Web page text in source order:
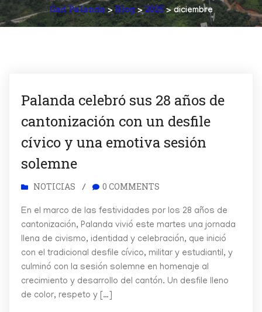
Gad Palanda>Blog>2025> diciembre
Palanda celebró sus 28 años de
cantonización con un desfile
cívico y una emotiva sesión
solemne
NOTICIAS / 0 COMMENTS
En el marco de las festividades por los 28 años de
cantonización, Palanda vivió este martes una jornada
llena de civismo, identidad y celebración, que inició
con el tradicional desfile cívico, militar y estudiantil, y
culminó con la sesión solemne en homenaje al
crecimiento y desarrollo del cantón. Un desfile lleno
de color, respeto y […]